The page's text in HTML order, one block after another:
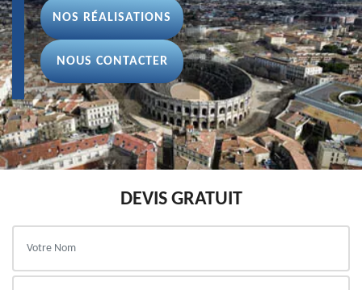
NOS RÉALISATIONS
NOUS CONTACTER
DEVIS GRATUIT